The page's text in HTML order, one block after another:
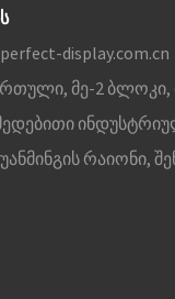
display.com.cn
მე-2 ბლოკი,
რაიონი,